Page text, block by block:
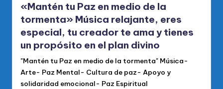
«Mantén tu Paz en medio de la
tormenta» Música relajante, eres
especial, tu creador te ama y tienes
un propósito en el plan divino
"Mantén tu Paz en medio de la tormenta" Música-
Arte- Paz Mental- Cultura de paz- Apoyo y
solidaridad emocional- Paz Espiritual